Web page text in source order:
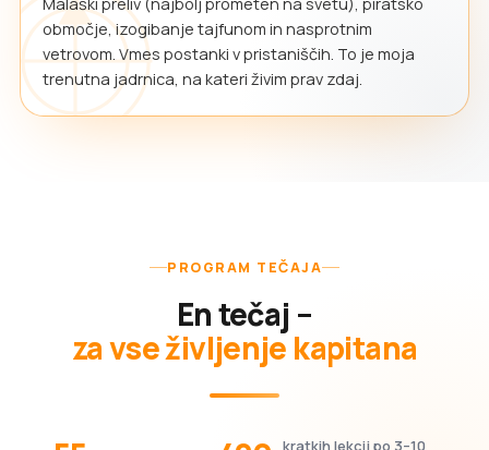
območje, izogibanje tajfunom in nasprotnim
vetrovom. Vmes postanki v pristaniščih. To je moja
trenutna jadrnica, na kateri živim prav zdaj.
PROGRAM TEČAJA
En tečaj –
za vse življenje kapitana
kratkih lekcij po 3–10